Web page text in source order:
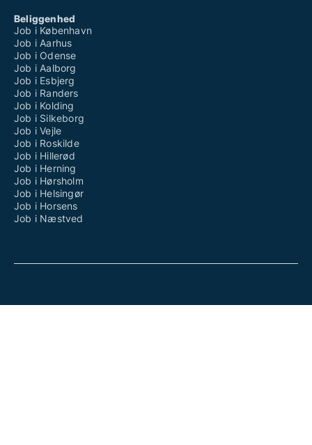
Beliggenhed
Job i København
Job i Aarhus
Job i Odense
Job i Aalborg
Job i Esbjerg
Job i Randers
Job i Kolding
Job i Silkeborg
Job i Vejle
Job i Roskilde
Job i Hillerød
Job i Herning
Job i Hørsholm
Job i Helsingør
Job i Horsens
Job i Næstved